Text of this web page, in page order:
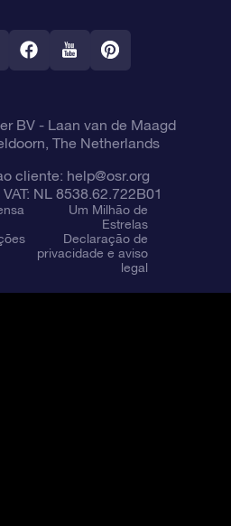
to the stars
BV- Laan van de Maagd
The Netherlands
cliente: help@osr.org
NL 8538.62.722B01
Um Milhão de
Estrelas
Declaração de
privacidade e aviso
legal